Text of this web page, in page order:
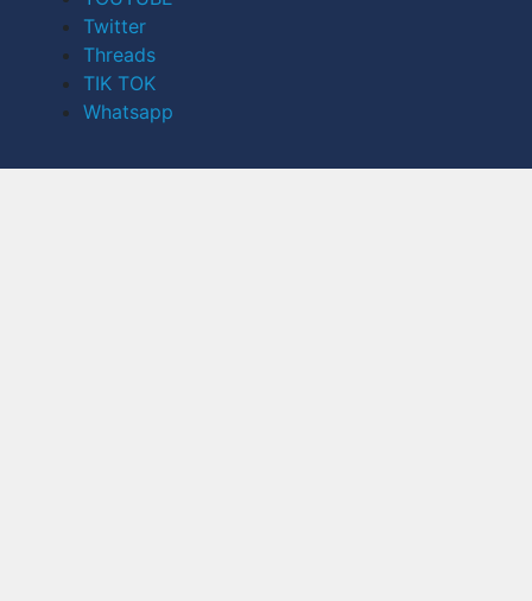
Twitter
Threads
TIK TOK
Whatsapp